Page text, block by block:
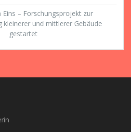
Eins – Forschungsprojekt zur
kleinerer und mittlerer Gebäude
gestartet